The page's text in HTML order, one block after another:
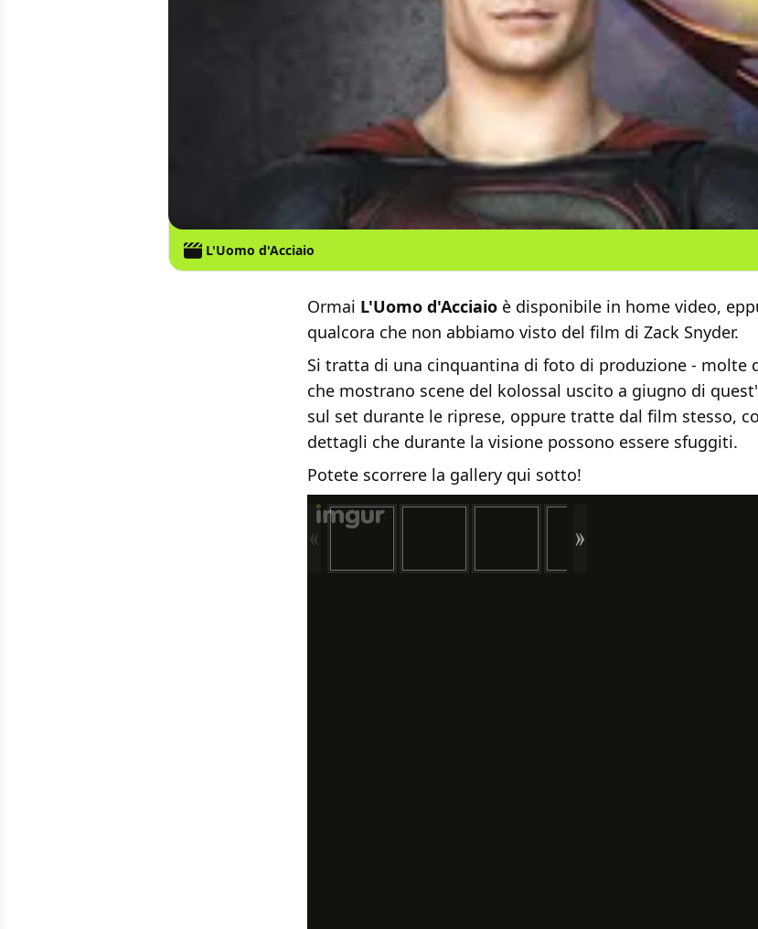
L'Uomo d'Acciaio
Ormai L'Uomo d'Acciaio è disponibile in home video,
qualcora che non abbiamo visto del film di Zack Snyder.
Si tratta di una cinquantina di foto di produzione - molte
che mostrano scene del kolossal uscito a giugno di
sul set durante le riprese, oppure tratte dal film stesso,
dettagli che durante la visione possono essere sfuggiti.
Potete scorrere la gallery qui sotto!